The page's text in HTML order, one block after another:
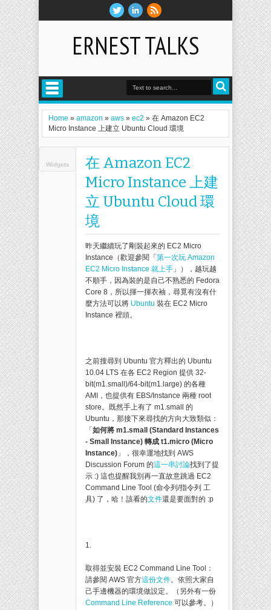
ERNEST TALKS
Home » amazon » aws » ec2 » 在 Amazon EC2
Micro Instance 上建立 Ubuntu Cloud 環境
Widgets
在 Amazon EC2
Micro Instance 上建
立 Ubuntu Cloud 環
境
昨天繼續玩了剛裝起來的 EC2 Micro
Instance（歡迎參閱「 第一次玩 Amazon
EC2 Micro Instance 就上手 」），越玩越
不順手，因為裝的是自己不熟悉的 Fedora
Core 8，所以揮一揮衣袖，尋覓有沒有什
麼方法可以將 Ubuntu 裝在 EC2 Micro
Instance 裡頭。
之前搜尋到 Ubuntu 官方釋出的 Ubuntu
10.04 LTS 在各 EC2 Region 提供 32-
bit(m1.small)/64-bit(m1.large) 的各種
AMI，也提供有 EBS/Instance 兩種 root
store。既然手上有了 m1.small 的
Ubuntu，那接下來尋找的方向大致類似：
「 如何將 m1.small (Standard Instances
- Small Instance) 轉成 t1.micro (Micro
Instance) 」，很幸運地找到 AWS
Discussion Forum 的這一串討論找到了提
示 :) 這也提醒我別再一直故意跳過 EC2
Command Line Tool (命令列/指令列 工
具) 了，哈！該看的文件還是要面對的 :p
1.
取得並安裝 EC2 Command Line Tool：
請參閱 AWS 官方這份文件。依照大家自
己手邊機器的環境做設定。（另外有一份
Command Line Reference 可以參考。）